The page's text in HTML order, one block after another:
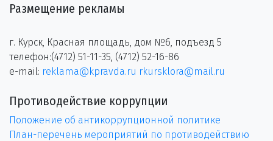
Размещение рекламы
г. Курск, Красная площадь, дом №6, подъезд 5
телефон:(4712) 51-11-35, (4712) 52-16-86
e-mail: reklama@kpravda.ru rkursklora@mail.ru
Противодействие коррупции
Положение об антикоррупционной политике
План-перечень мероприятий по противодействию